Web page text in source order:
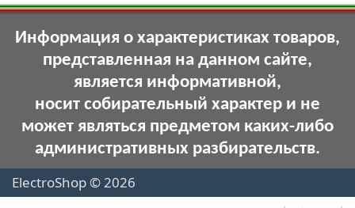
Информация о характеристиках товаров,
представленная на данном сайте,
является информативной,
носит собирательный характер и не
может являться предметом каких-либо
административных разбирательств.
ElectroShop © 2026